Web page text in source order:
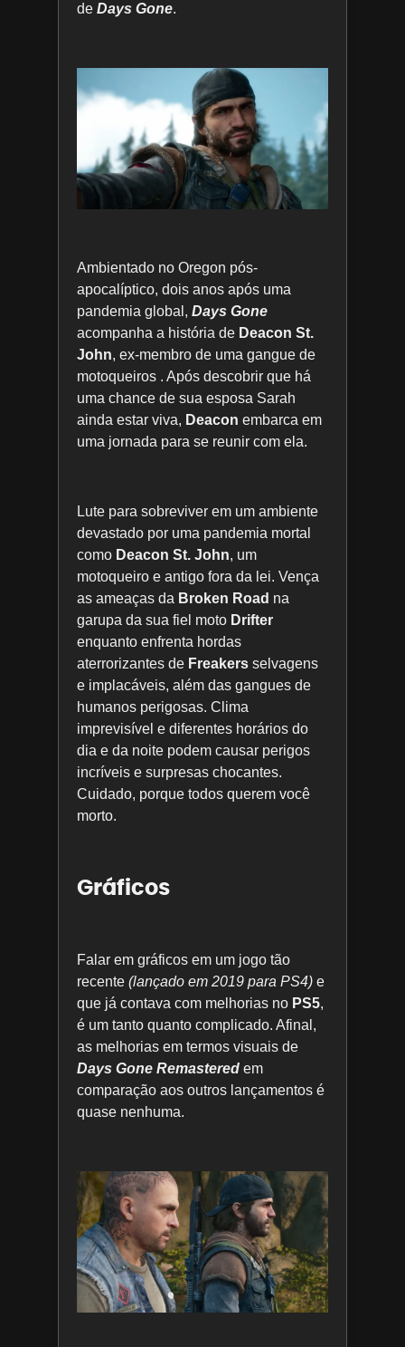
de Days Gone.
Ambientado no Oregon pós-
apocalíptico, dois anos após uma
pandemia global, Days Gone
acompanha a história de Deacon St.
John, ex-membro de uma gangue de
motoqueiros . Após descobrir que há
uma chance de sua esposa Sarah
ainda estar viva, Deacon embarca em
uma jornada para se reunir com ela.
Lute para sobreviver em um ambiente
devastado por uma pandemia mortal
como Deacon St. John, um
motoqueiro e antigo fora da lei. Vença
as ameaças da Broken Road na
garupa da sua fiel moto Drifter
enquanto enfrenta hordas
aterrorizantes de Freakers selvagens
e implacáveis, além das gangues de
humanos perigosas. Clima
imprevisível e diferentes horários do
dia e da noite podem causar perigos
incríveis e surpresas chocantes.
Cuidado, porque todos querem você
morto.
Gráficos
Falar em gráficos em um jogo tão
recente (lançado em 2019 para PS4) e
que já contava com melhorias no PS5,
é um tanto quanto complicado. Afinal,
as melhorias em termos visuais de
Days Gone Remastered em
comparação aos outros lançamentos é
quase nenhuma.